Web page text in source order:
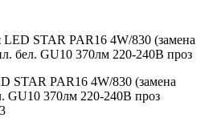
LED STAR PAR16 4W/830 (замена
бел. GU10 370лм 220-240В проз